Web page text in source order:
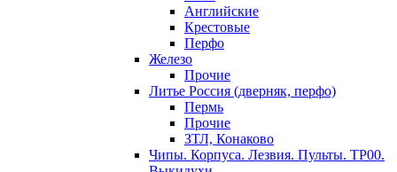
Английские
Крестовые
Перфо
Железо
Прочие
Литье Россия (дверняк, перфо)
Пермь
Прочие
ЗТЛ, Конаково
Чипы. Корпуса. Лезвия. Пульты. TP00.